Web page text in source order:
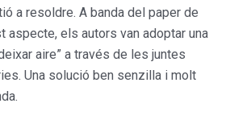
a resoldre. A banda del paper de
aspecte, els autors van adoptar una
aire” a través de les juntes
Una solució ben senzilla i molt